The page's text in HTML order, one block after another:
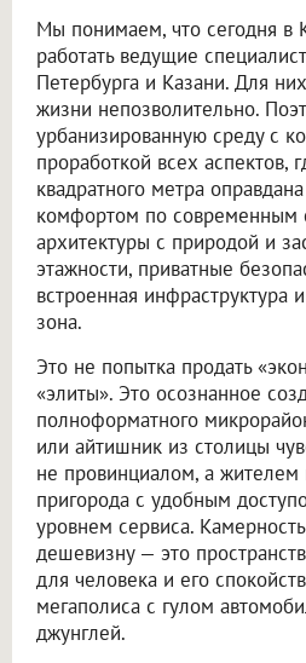
Мы понимаем, что сегодня в
работать ведущие
Петербурга и Казани. Для
жизни непозволительно.
урбанизированную среду с
проработкой всех аспектов,
квадратного метра
комфортом по современным
архитектуры с природой и
этажности, приватные
встроенная инфраструктура
зона.
Это не попытка продать
«элиты». Это осознанное
полноформатного
или айтишник из столицы
не провинциалом, а жителем
пригорода с удобным
уровнем сервиса.
дешевизну — это
для человека и его
мегаполиса с гулом
джунглей.